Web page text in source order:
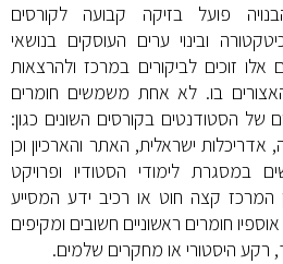
פועל בזיקה קבועה לקורסים
ובינוי ערים העוסקים בנושאי
זוכים לביקורים במרכז ולהרצאות
האצורים בו. לא אחת משמשים חומרים
של הסטודנטים בקורסים השונים כגון:
ישראלית, האתר והארכיון וכן
במסגרת לימודי הסטודיו ופרויקט
המרכז קצה חוט או רכיב ידע המסייע
חומרים ראשוניים חשובים ומקיפים
רקע היסטורי או מחקרים שלמים.